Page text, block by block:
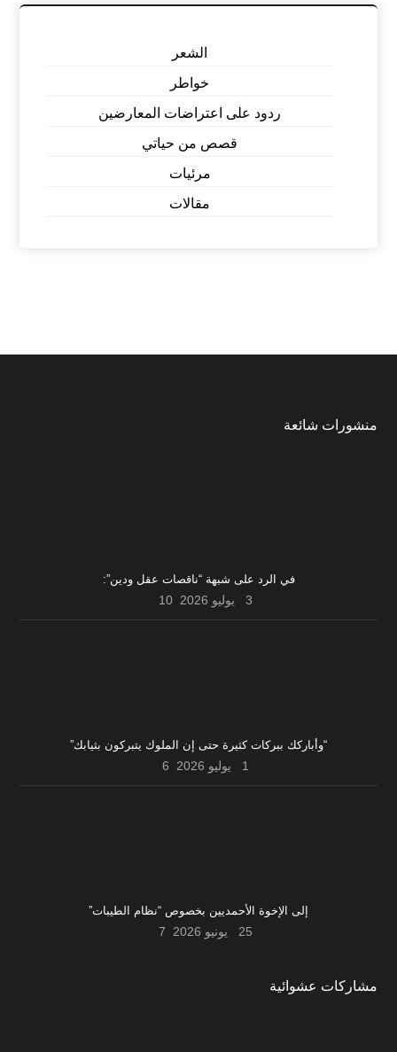
الشعر
خواطر
ردود على اعتراضات المعارضين
قصص من حياتي
مرئيات
مقالات
منشورات شائعة
في الرد على شبهة “ناقصات عقل ودين”:
3 يوليو 2026 10
“وأباركك ببركات كثيرة حتى إن الملوك يتبركون بثيابك”
1 يوليو 2026 6
إلى الإخوة الأحمديين بخصوص “نظام الطيبات”
25 يونيو 2026 7
مشاركات عشوائية